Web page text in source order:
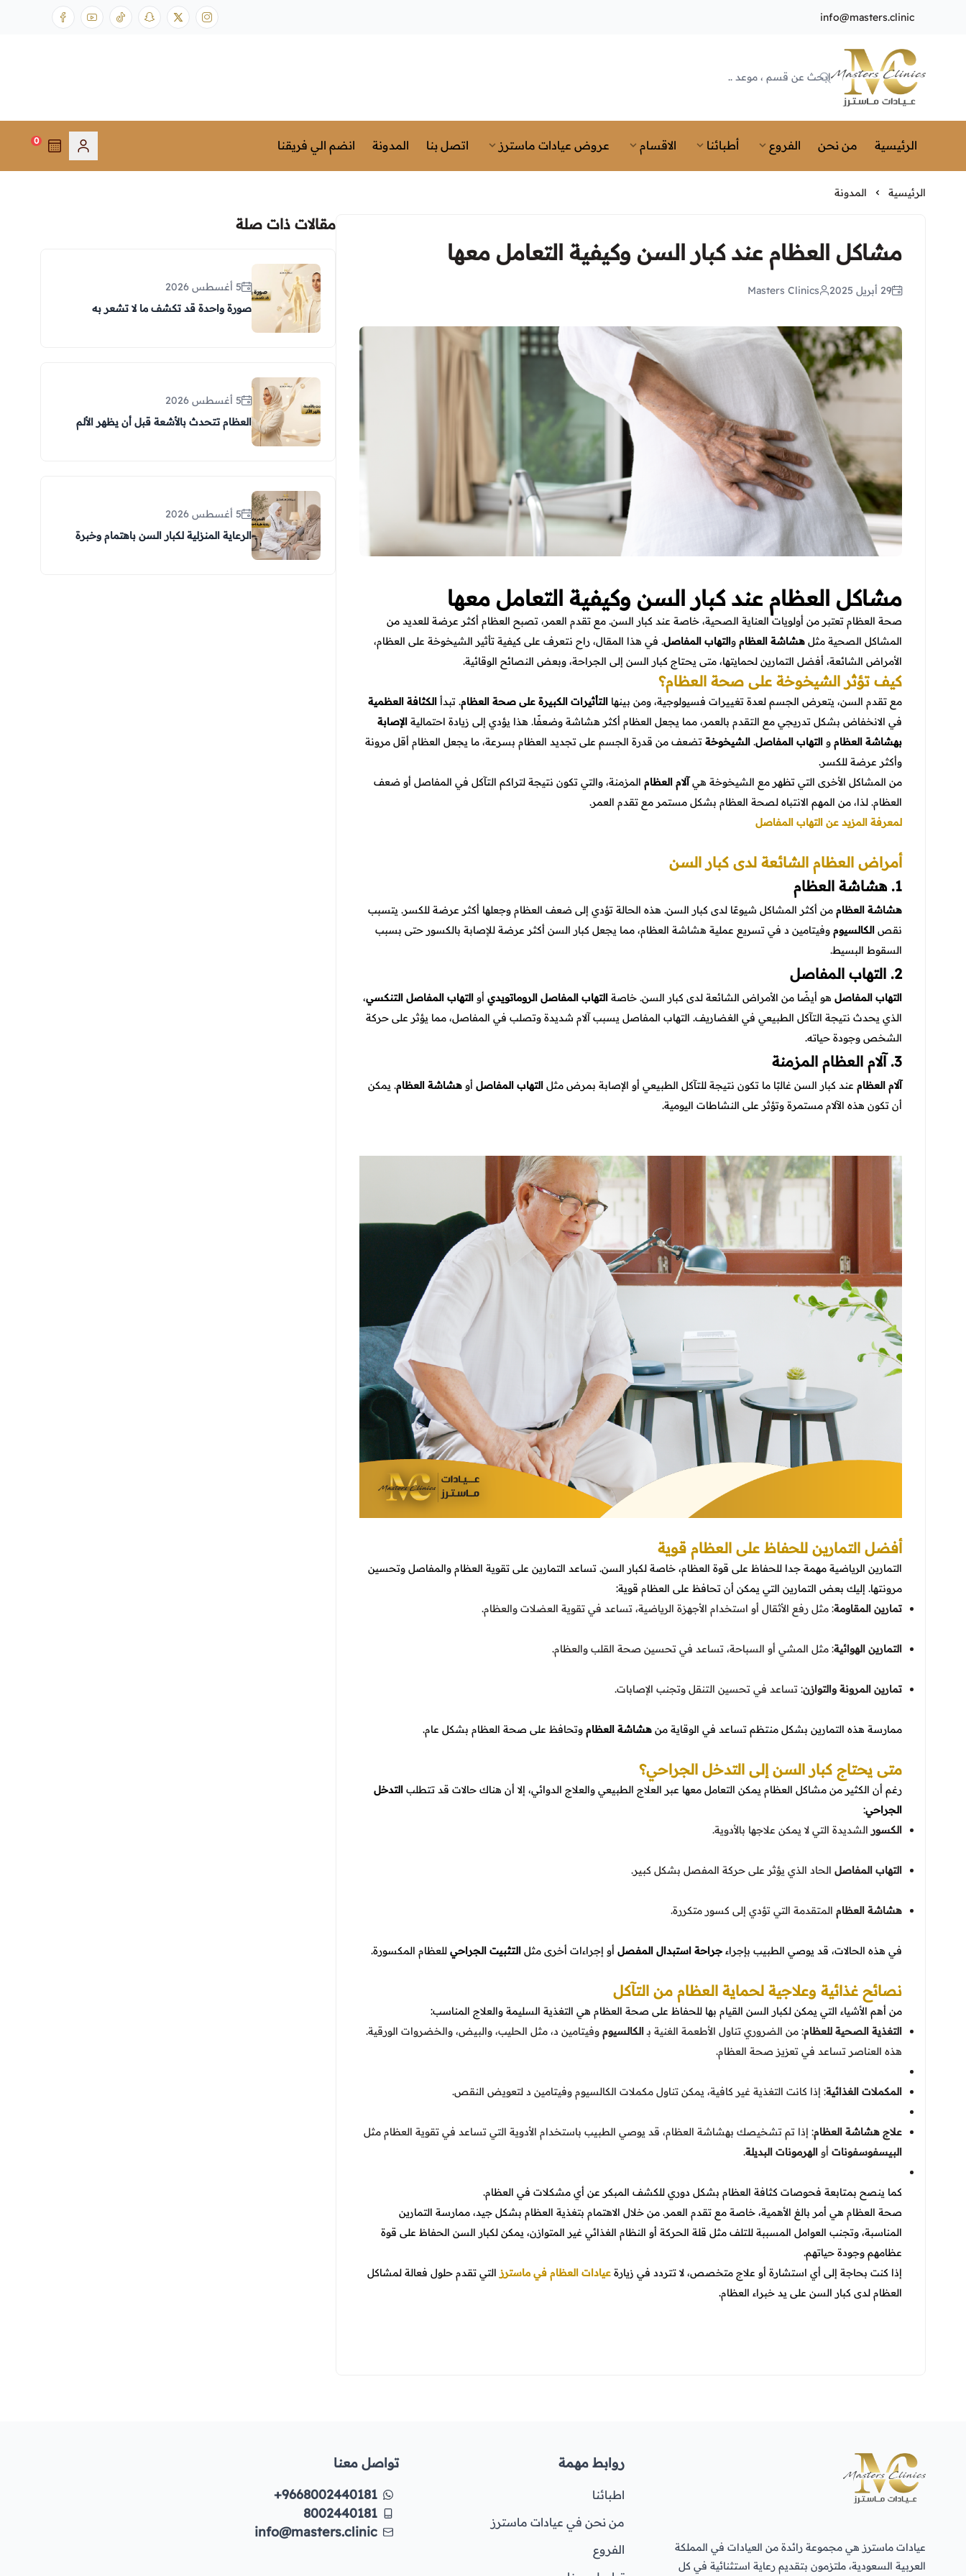
info@masters.clinic
Masters Clinics
الرئيسية من نحن الفروع أطبائنا الاقسام عروض عيادات ماسترز اتصل بنا المدونة انضم الي فريقنا 0
الرئيسية المدونة
مشاكل العظام عند كبار السن وكيفية التعامل معها
29 أبريل 2025 Masters Clinics
مشاكل العظام عند كبار السن وكيفية التعامل معها
صحة العظام تعتبر من أولويات العناية الصحية، خاصة عند كبار السن. مع تقدم العمر، تصبح العظام أكثر عرضة للعديد من
المشاكل الصحية مثل هشاشة العظام والتهاب المفاصل. في هذا المقال، راح نتعرف على كيفية تأثير الشيخوخة على العظام،
الأمراض الشائعة، أفضل التمارين لحمايتها، متى يحتاج كبار السن إلى الجراحة، وبعض النصائح الوقائية.
كيف تؤثر الشيخوخة على صحة العظام؟
مع تقدم السن، يتعرض الجسم لعدة تغييرات فسيولوجية، ومن بينها التأثيرات الكبيرة على صحة العظام. تبدأ الكثافة العظمية
في الانخفاض بشكل تدريجي مع التقدم بالعمر، مما يجعل العظام أكثر هشاشة وضعفًا. هذا يؤدي إلى زيادة احتمالية الإصابة
بهشاشة العظام و التهاب المفاصل. الشيخوخة تضعف من قدرة الجسم على تجديد العظام بسرعة، ما يجعل العظام أقل مرونة
وأكثر عرضة للكسر.
من المشاكل الأخرى التي تظهر مع الشيخوخة هيآلام العظام المزمنة، والتي تكون نتيجة لتراكم التآكل في المفاصل أو ضعف
العظام. لذا، من المهم الانتباه لصحة العظام بشكل مستمر مع تقدم العمر.
لمعرفة المزيد عن التهاب المفاصل
أمراض العظام الشائعة لدى كبار السن
1. هشاشة العظام
هشاشة العظام من أكثر المشاكل شيوعًا لدى كبار السن. هذه الحالة تؤدي إلى ضعف العظام وجعلها أكثر عرضة للكسر. يتسبب
نقص الكالسيوم وفيتامين د في تسريع عملية هشاشة العظام، مما يجعل كبار السن أكثر عرضة للإصابة بالكسور حتى بسبب
السقوط البسيط.
2. التهاب المفاصل
التهاب المفاصل هو أيضًا من الأمراض الشائعة لدى كبار السن. خاصة التهاب المفاصل الروماتويدي أو التهاب المفاصل التنكسي،
الذي يحدث نتيجة التآكل الطبيعي في الغضاريف. التهاب المفاصل يسبب آلام شديدة وتصلب في المفاصل، مما يؤثر على حركة
الشخص وجودة حياته.
3. آلام العظام المزمنة
آلام العظام عند كبار السن غالبًا ما تكون نتيجة للتآكل الطبيعي أو الإصابة بمرض مثل التهاب المفاصل أو هشاشة العظام. يمكن
أن تكون هذه الآلام مستمرة وتؤثر على النشاطات اليومية.
أفضل التمارين للحفاظ على العظام قوية
التمارين الرياضية مهمة جدا للحفاظ على قوة العظام، خاصة لكبار السن. تساعد التمارين على تقوية العظام والمفاصل وتحسين
مرونتها. إليك بعض التمارين التي يمكن أن تحافظ على العظام قوية:
تمارين المقاومة: مثل رفع الأثقال أو استخدام الأجهزة الرياضية، تساعد في تقوية العضلات والعظام.
التمارين الهوائية: مثل المشي أو السباحة، تساعد في تحسين صحة القلب والعظام.
تمارين المرونة والتوازن: تساعد في تحسين التنقل وتجنب الإصابات.
ممارسة هذه التمارين بشكل منتظم تساعد في الوقاية من هشاشة العظام وتحافظ على صحة العظام بشكل عام.
متى يحتاج كبار السن إلى التدخل الجراحي؟
رغم أن الكثير من مشاكل العظام يمكن التعامل معها عبر العلاج الطبيعي والعلاج الدوائي، إلا أن هناك حالات قد تتطلب التدخل
الجراحي:
الكسور الشديدة التي لا يمكن علاجها بالأدوية.
التهاب المفاصل الحاد الذي يؤثر على حركة المفصل بشكل كبير.
هشاشة العظام المتقدمة التي تؤدي إلى كسور متكررة.
في هذه الحالات، قد يوصي الطبيب بإجراء جراحة استبدال المفصل أو إجراءات أخرى مثل التثبيت الجراحي للعظام المكسورة.
نصائح غذائية وعلاجية لحماية العظام من التآكل
من أهم الأشياء التي يمكن لكبار السن القيام بها للحفاظ على صحة العظام هي التغذية السليمة والعلاج المناسب:
التغذية الصحية للعظام: من الضروري تناول الأطعمة الغنية بـالكالسيوم وفيتامين د، مثل الحليب، والبيض، والخضروات الورقية.
هذه العناصر تساعد في تعزيز صحة العظام.
المكملات الغذائية: إذا كانت التغذية غير كافية، يمكن تناول مكملات الكالسيوم وفيتامين د لتعويض النقص.
علاج هشاشة العظام: إذا تم تشخيصك بهشاشة العظام، قد يوصي الطبيب باستخدام الأدوية التي تساعد في تقوية العظام مثل
البيسفوسفونات أو الهرمونات البديلة.
كما ينصح بمتابعة فحوصات كثافة العظام بشكل دوري للكشف المبكر عن أي مشكلات في العظام.
صحة العظام هي أمر بالغ الأهمية، خاصة مع تقدم العمر. من خلال الاهتمام بتغذية العظام بشكل جيد، ممارسة التمارين
المناسبة، وتجنب العوامل المسببة للتلف مثل قلة الحركة أو النظام الغذائي غير المتوازن، يمكن لكبار السن الحفاظ على قوة
عظامهم وجودة حياتهم.
إذا كنت بحاجة إلى أي استشارة أو علاج متخصص، لا تتردد في زيارة عيادات العظام في ماسترز التي تقدم حلول فعالة لمشاكل
العظام لدى كبار السن على يد خبراء العظام.
مقالات ذات صلة
5 أغسطس 2026
صورة واحدة قد تكشف ما لا تشعر به
5 أغسطس 2026
العظام تتحدث بالأشعة قبل أن يظهر الألم
5 أغسطس 2026
الرعاية المنزلية لكبار السن باهتمام وخبرة
عيادات ماسترز هي مجموعة رائدة من العيادات في المملكة
العربية السعودية، ملتزمون بتقديم رعاية استثنائية في كل
روابط مهمة
اطبائنا
من نحن في عيادات ماسترز
الفروع
تواصل معنا
+9668002440181
8002440181
info@masters.clinic